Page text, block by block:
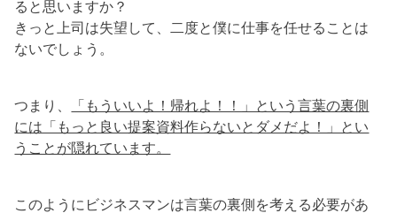
ると思いますか？
きっと上司は失望して、二度と僕に仕事を任せることは
ないでしょう。
つまり、
「もういいよ！帰れよ！！」という言葉の裏側
には「もっと良い提案資料作らないとダメだよ！」とい
うことが隠れています。
このようにビジネスマンは言葉の裏側を考える必要があ